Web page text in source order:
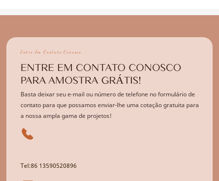
Entre Em Contato Conosco
ENTRE EM CONTATO CONOSCO
PARA AMOSTRA GRÁTIS!
Basta deixar seu e-mail ou número de telefone no formulário de
contato para que possamos enviar-lhe uma cotação gratuita para
a nossa ampla gama de projetos!
Tel:86 13590520896